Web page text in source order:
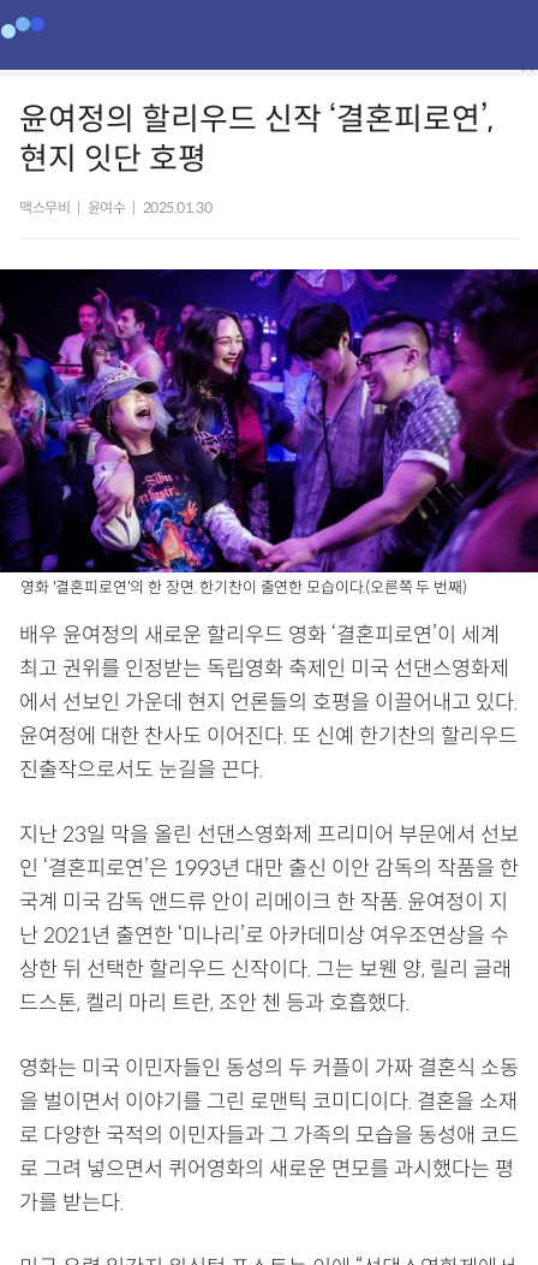
윤여정의 할리우드 신작 ‘결혼피로연’,
현지 잇단 호평
맥스무비 윤여수 2025.01.30
영화 '결혼피로연'의 한 장면. 한기찬이 출연한 모습이다.(오른쪽 두 번째)
배우 윤여정의 새로운 할리우드 영화 ‘결혼피로연’이 세계
최고 권위를 인정받는 독립영화 축제인 미국 선댄스영화제
에서 선보인 가운데 현지 언론들의 호평을 이끌어내고 있다.
윤여정에 대한 찬사도 이어진다. 또 신예 한기찬의 할리우드
진출작으로서도 눈길을 끈다.
지난 23일 막을 올린 선댄스영화제 프리미어 부문에서 선보
인 ‘결혼피로연’은 1993년 대만 출신 이안 감독의 작품을 한
국계 미국 감독 앤드류 안이 리메이크 한 작품. 윤여정이 지
난 2021년 출연한 ‘미나리’로 아카데미상 여우조연상을 수
상한 뒤 선택한 할리우드 신작이다. 그는 보웬 양, 릴리 글래
드스톤, 켈리 마리 트란, 조안 첸 등과 호흡했다.
영화는 미국 이민자들인 동성의 두 커플이 가짜 결혼식 소동
을 벌이면서 이야기를 그린 로맨틱 코미디이다. 결혼을 소재
로 다양한 국적의 이민자들과 그 가족의 모습을 동성애 코드
로 그려 넣으면서 퀴어영화의 새로운 면모를 과시했다는 평
가를 받는다.